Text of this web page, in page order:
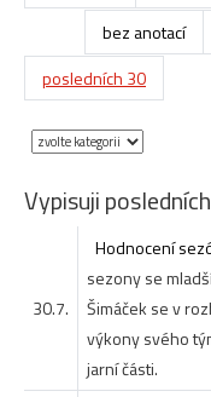
bez anotací
posledních 30
Vypisuji
30.7.
Hodnocení
sezony se
Šimáček se v
výkony svého
jarní části.